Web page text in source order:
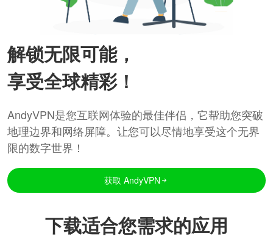
解锁无限可能，
享受全球精彩！
AndyVPN是您互联网体验的最佳伴侣，它帮助您突破
地理边界和网络屏障。让您可以尽情地享受这个无界
限的数字世界！
获取 AndyVPN
下载适合您需求的应用